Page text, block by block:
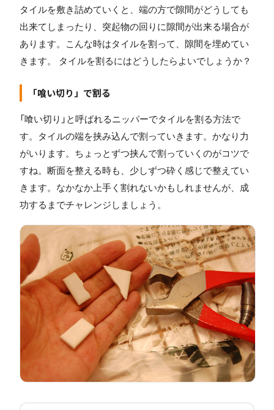
タイルを敷き詰めていくと、端の方で隙間がどうしても
出来てしまったり、突起物の回りに隙間が出来る場合が
あります。こんな時はタイルを割って、隙間を埋めてい
きます。 タイルを割るにはどうしたらよいでしょうか？
「喰い切り」で割る
「喰い切り」と呼ばれるニッパーでタイルを割る方法で
す。タイルの端を挟み込んで割っていきます。かなり力
がいります。ちょっとずつ挟んで割っていくのがコツで
すね。断面を整える時も、少しずつ砕く感じで整えてい
きます。なかなか上手く割れないかもしれませんが、成
功するまでチャレンジしましょう。